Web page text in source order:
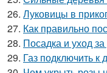
26. Луковицы в
27. Как правильно
28. Посадка и уход
29. Газ подключить